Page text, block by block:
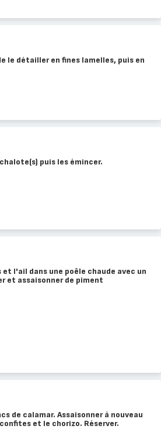
le détailler en fines lamelles, puis en
puis les émincer.
l'ail dans une poêle chaude avec un
et assaisonner de piment
de calamar. Assaisonner à nouveau
et le chorizo. Réserver.